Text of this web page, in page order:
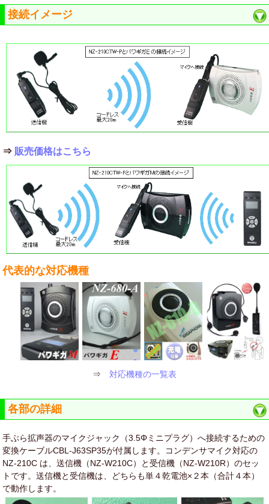
接続イメージ
⇒ 販売価格はこちら
代表的な対応機種
⇒ 対応機種の一覧表
各部の詳細
手ぶら拡声器のマイクジャック（3.5Φミニプラグ）へ接続するための
変換ケーブルCBL-J63SP35が付属します。コンデンサマイク対応の
NZ-210C は、送信機（NZ-W210C）と受信機（NZ-W210R）のセッ
トです。送信機と受信機は、どちらも単４乾電池×２本（合計４本）
で動作します。